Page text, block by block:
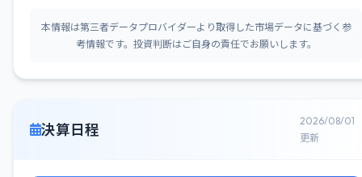
本情報は第三者データプロバイダーより取得した市場データに基づく参
考情報です。投資判断はご自身の責任でお願いします。
決算日程
2026/08/01
更新